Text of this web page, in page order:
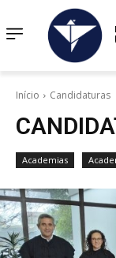
Início Candidaturas
Academias